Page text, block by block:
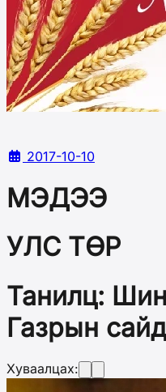
2017-10-10
МЭДЭЭ
УЛС ТӨР
Танилц:
Газрын
Хуваалцах: